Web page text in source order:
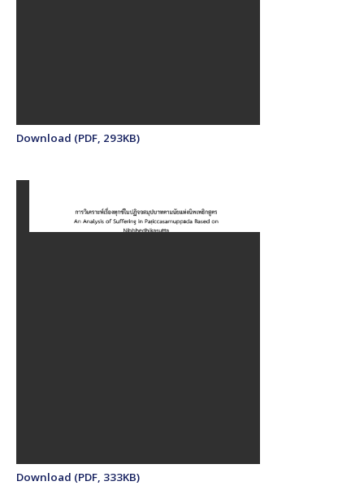
Download (PDF, 293KB)
Download (PDF, 333KB)